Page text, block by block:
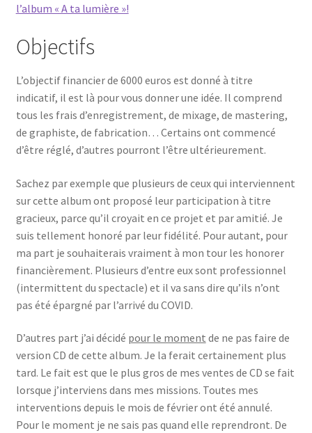
l’album « A ta lumière »!
Objectifs
L’objectif financier de 6000 euros est donné à titre
indicatif, il est là pour vous donner une idée. Il comprend
tous les frais d’enregistrement, de mixage, de mastering,
de graphiste, de fabrication… Certains ont commencé
d’être réglé, d’autres pourront l’être ultérieurement.
Sachez par exemple que plusieurs de ceux qui interviennent
sur cette album ont proposé leur participation à titre
gracieux, parce qu’il croyait en ce projet et par amitié. Je
suis tellement honoré par leur fidélité. Pour autant, pour
ma part je souhaiterais vraiment à mon tour les honorer
financièrement. Plusieurs d’entre eux sont professionnel
(intermittent du spectacle) et il va sans dire qu’ils n’ont
pas été épargné par l’arrivé du COVID.
D’autres part j’ai décidé pour le moment de ne pas faire de
version CD de cette album. Je la ferait certainement plus
tard. Le fait est que le plus gros de mes ventes de CD se fait
lorsque j’interviens dans mes missions. Toutes mes
interventions depuis le mois de février ont été annulé.
Pour le moment je ne sais pas quand elle reprendront. De